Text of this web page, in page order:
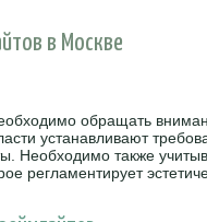
в Москве
обращать
устанавливают
Необходимо также
регламентирует